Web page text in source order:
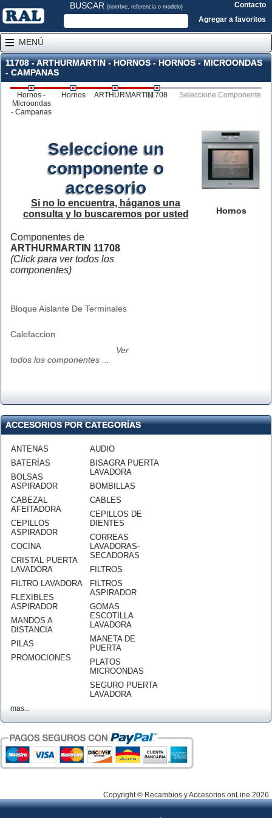
BUSCAR (nombre, referencia o modelo)
Contacto
Agregar a favoritos
MENÚ
11708 - ARTHURMARTIN - HORNOS - HORNOS - MICROONDAS
- CAMPANAS
Hornos -
Microondas
- Campanas
Hornos ARTHURMARTIN11708 Seleccione Componente
Hornos
Seleccione un
componente o
accesorio
Si no lo encuentra, háganos una
consulta y lo buscaremos por usted
Componentes de
ARTHURMARTIN 11708
(Click para ver todos los
componentes)
Bloque Aislante De Terminales
Calefaccion
Ver
todos los componentes ...
ACCESORIOS POR CATEGORÍAS
ANTENAS
BATERÍAS
BOLSAS
ASPIRADOR
CABEZAL
AFEITADORA
CEPILLOS
ASPIRADOR
COCINA
CRISTAL PUERTA
LAVADORA
FILTRO LAVADORA
FLEXIBLES
ASPIRADOR
MANDOS A
DISTANCIA
PILAS
PROMOCIONES
AUDIO
BISAGRA PUERTA
LAVADORA
BOMBILLAS
CABLES
CEPILLOS DE
DIENTES
CORREAS
LAVADORAS-
SECADORAS
FILTROS
FILTROS
ASPIRADOR
GOMAS
ESCOTILLA
LAVADORA
MANETA DE
PUERTA
PLATOS
MICROONDAS
SEGURO PUERTA
LAVADORA
mas...
Copyright © Recambios y Accesorios onLine 2026